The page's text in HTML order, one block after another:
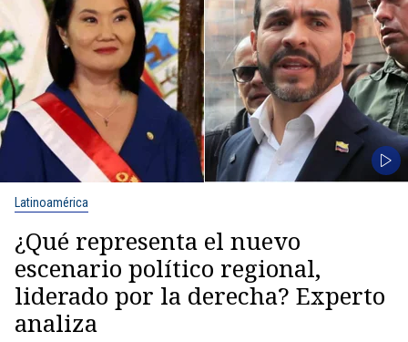
Latinoamérica
¿Qué representa el nuevo
escenario político regional,
liderado por la derecha? Experto
analiza